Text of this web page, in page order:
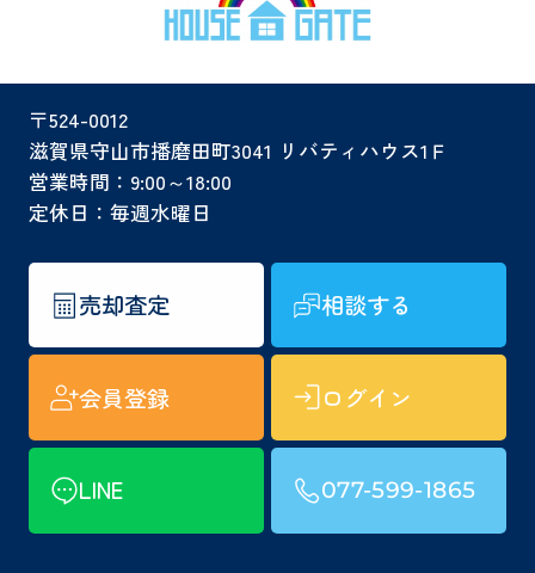
〒524-0012
滋賀県守山市播磨田町3041 リバティハウス1Ｆ
営業時間：9:00～18:00
定休日：毎週水曜日
売却査定 相談する
会員登録 ログイン
LINE 077-599-1865